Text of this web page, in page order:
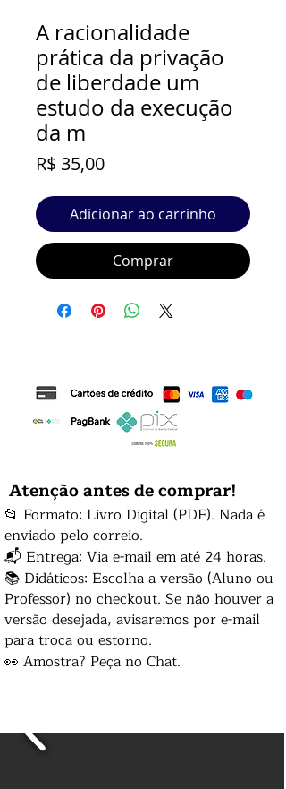
A racionalidade
prática da privação
de liberdade um
estudo da execução
da m
R$ 35,00Preço
Adicionar ao carrinho
Comprar
Atenção antes de comprar!
📂 Formato: Livro Digital (PDF). Nada é
enviado pelo correio.
📬 Entrega: Via e-mail em até 24 horas.
📚 Didáticos: Escolha a versão (Aluno ou
Professor) no checkout. Se não houver a
versão desejada, avisaremos por e-mail
para troca ou estorno.
👀 Amostra? Peça no Chat.